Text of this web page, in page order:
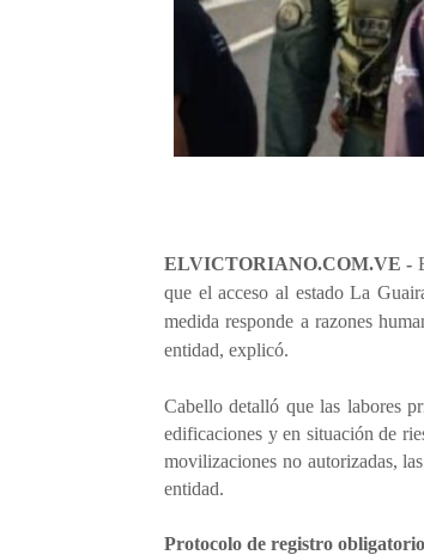
ELVICTORIANO.COM.VE -
que el acceso al estado La
medida responde a razones
entidad, explicó.
Cabello detalló que las labores
edificaciones y en situación de
movilizaciones no autorizadas,
entidad.
Protocolo de registro